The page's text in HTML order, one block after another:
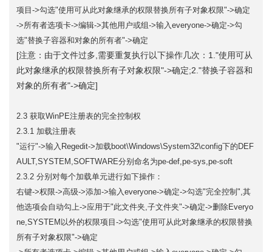
项目->勾选"使用可从此对象继承的权限替换所有子对象权限"->确定
->所有者选项卡->编辑->其他用户或组->输入everyone->确定->勾
选"替换子容器和对象的所有者"->确定
[注意：由于文件过多,需要重复执行以下操作几次：1."使用可从
此对象继承的权限替换所有子对象权限"->确定;2."替换子容器和
对象的所有者"->确定]
2.3 获取WinPE注册表的完全控制权
2.3.1 加载注册表
"运行"->输入Regedit->加载boot\Windows\System32\config下的DEF
AULT,SYSTEM,SOFTWARE分别命名为pe-def,pe-sys,pe-soft
2.3.2 分别对每个加载单元进行如下操作：
右键->权限->高级->添加->输入everyone->确定->勾选"完全控制",其
他选项会自动勾上->应用于"此文件夹,子文件夹"->确定->删除Everyo
ne,SYSTEM以外的权限项目->勾选"使用可从此对象继承的权限替换
所有子对象权限"->确定